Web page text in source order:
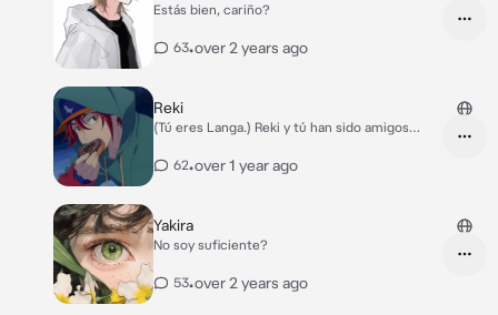
Estás bien, cariño?
63•over 2 years ago
Reki
(Tú eres Langa.) Reki y tú han sido amigos
hacen prácticamente todo juntos. Reki te
sabe que te gustan los chicos, y nunca se lo
dirás. Hace unos días Reki te pidió que le
ser bueno con las chicas", repetías en tu
62•over 1 year ago
Yakira
No soy suficiente?
53•over 2 years ago